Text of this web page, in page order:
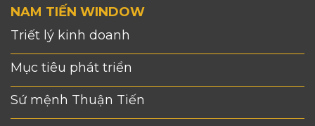
NAM TIẾN WINDOW
Triết lý kinh doanh
Mục tiêu phát triển
Sứ mệnh Thuận Tiến